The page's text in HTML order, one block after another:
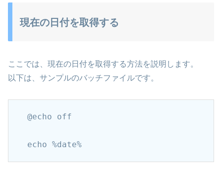
現在の日付を取得する
ここでは、現在の日付を取得する方法を説明します。
以下は、サンプルのバッチファイルです。
@echo off
echo %date%